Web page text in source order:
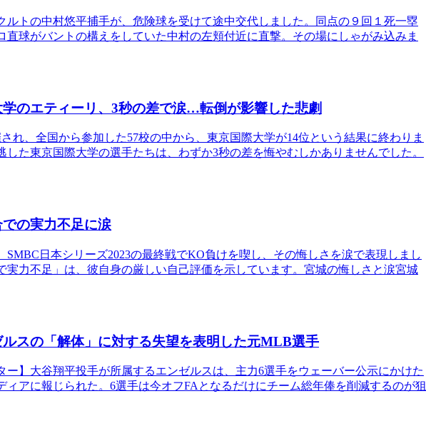
ルトの中村悠平捕手が、危険球を受けて途中交代しました。同点の９回１死一塁
直球がバントの構えをしていた中村の左頬付近に直撃。その場にしゃがみ込みま
学のエティーリ、3秒の差で涙…転倒が影響した悲劇
れ、全国から参加した57校の中から、東京国際大学が14位という結果に終わりま
た東京国際大学の選手たちは、わずか3秒の差を悔やむしかありませんでした。
の実力不足に涙
日本シリーズ2023の最終戦でKO負けを喫し、その悔しさを涙で表現しまし
実力不足」は、彼自身の厳しい自己評価を示しています。宮城の悔しさと涙宮城
スの「解体」に対する失望を表明した元MLB選手
ー】大谷翔平投手が所属するエンゼルスは、主力6選手をウェーバー公示にかけた
ィアに報じられた。6選手は今オフFAとなるだけにチーム総年俸を削減するのが狙